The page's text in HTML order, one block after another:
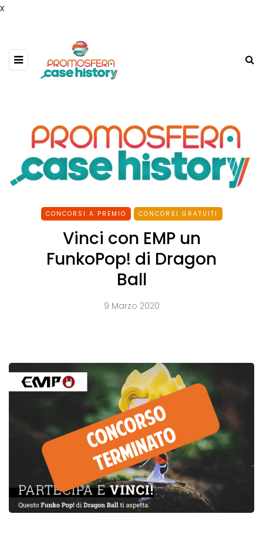
x
CONCORSI A PREMIO CONCORSI GRATUITI
Vinci con EMP un
FunkoPop! di Dragon
Ball
9 Marzo 2020